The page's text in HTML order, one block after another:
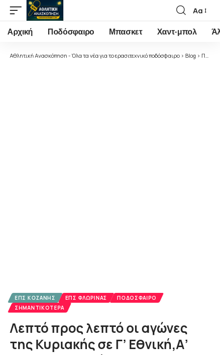
Font
Resizer
Αα
Αρχική Ποδόσφαιρο Μπασκετ Χαντ-μπολ
Αθλητική Ανασκόπηση - Όλα τα νέα για το ερασιτεχνικό ποδόσφαιρο > Blog > Ποδόσφαιρο
ΕΠΣ ΚΟΖΆΝΗΣ ΕΠΣ ΦΛΏΡΙΝΑΣ
ΠΟΔΌΣΦΑΙΡΟ
ΣΗΜΑΝΤΙΚΌΤΕΡΑ
Λεπτό προς λεπτό οι αγώνες
της Κυριακής σε Γ’ Εθνική,Α’